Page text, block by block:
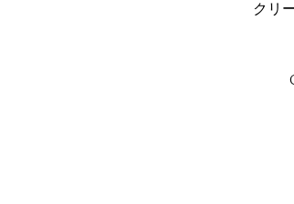
クリ